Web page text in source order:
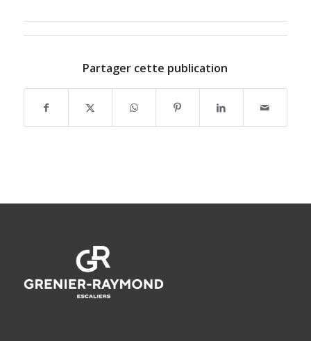
Partager cette publication